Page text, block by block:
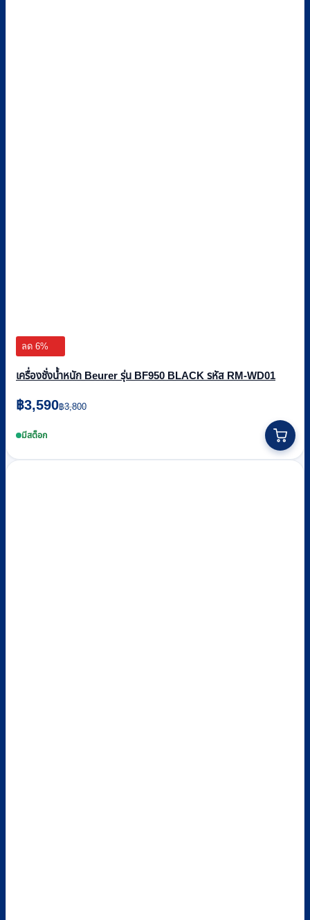
ลด 6%
เครื่องชั่งน้ำหนัก Beurer รุ่น BF950 BLACK รหัส RM-WD01
฿3,800
Original
price
was:
฿3,590
Current
price
is:มีสต็อก